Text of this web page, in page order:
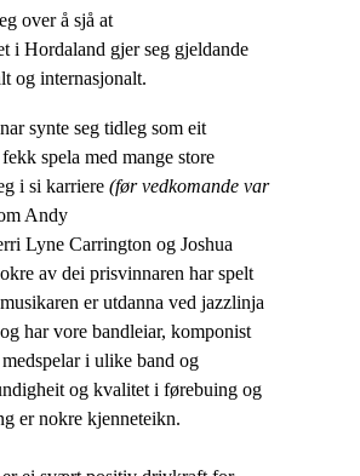
over å sjå at
i Hordaland gjer seg gjeldande
og internasjonalt.
synte seg tidleg som eit
spela med mange store
i si karriere(før vedkomande var
Andy
Lyne Carrington og Joshua
av dei prisvinnaren har spelt
er utdanna ved jazzlinja
har vore bandleiar, komponist
i ulike band og
og kvalitet i førebuing og
er nokre kjenneteikn.